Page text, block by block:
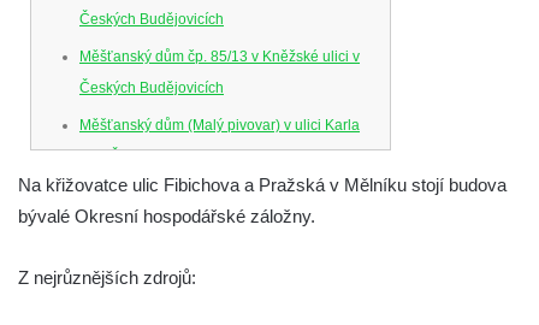
Českých Budějovicích
Měšťanský dům čp. 85/13 v Kněžské ulici v
Českých Budějovicích
Měšťanský dům (Malý pivovar) v ulici Karla
IV. v Českých Budějovicích
Dům U Ferusů na Senovážném náměstí v
Českých Budějovicích
Budějovicích
Na křižovatce ulic Fibichova a Pražská v Mělníku stojí budova
bývalé Okresní hospodářské záložny.
Z nejrůznějších zdrojů: